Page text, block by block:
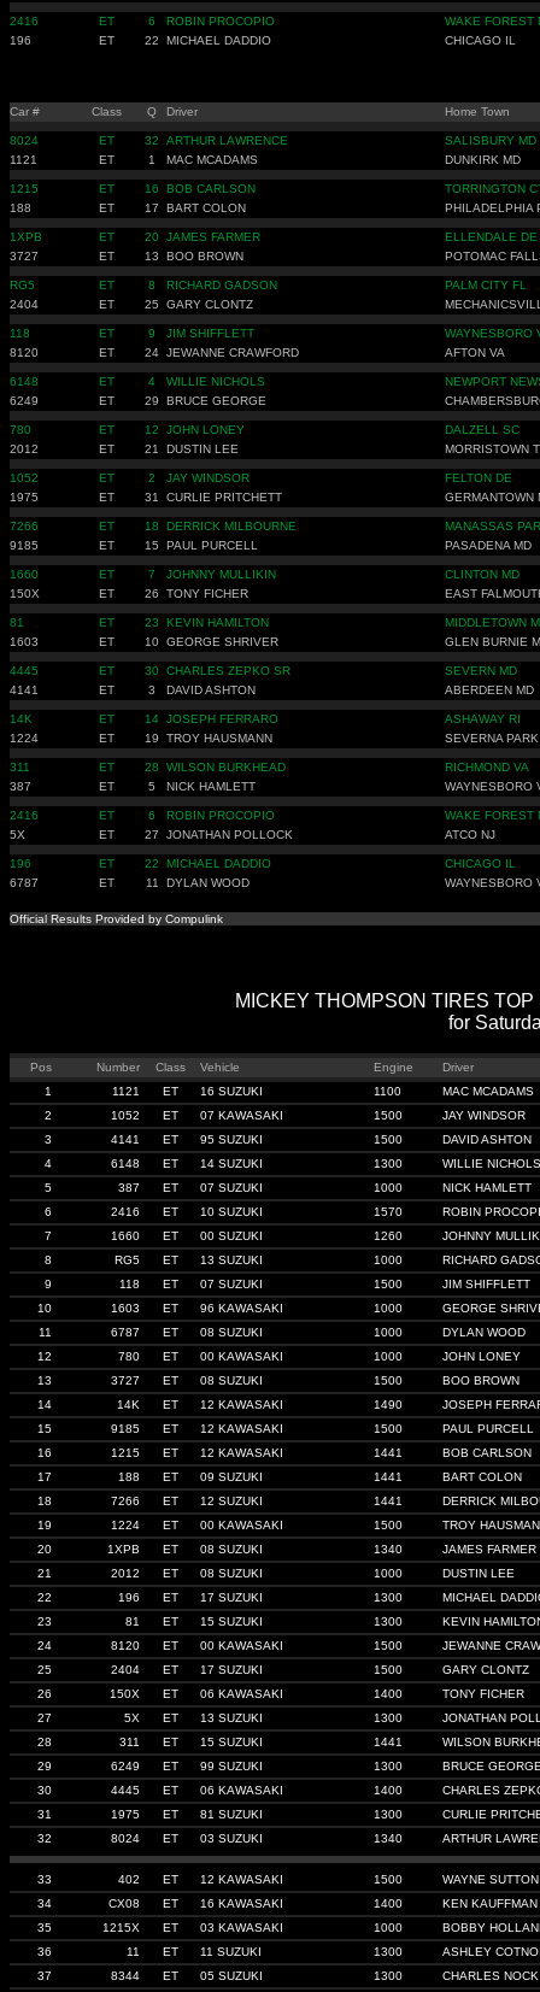
2416 ET 6 ROBIN PROCOPIO
WAKE FOREST
196
ET 22 MICHAEL DADDIO CHICAGO IL
Car # Class Q Driver Home Town
8024 ET 32 ARTHUR LAWRENCE
SALISBURY MD
1121
ET 1 MAC MCADAMS DUNKIRK MD
1215 ET 16 BOB CARLSON
TORRINGTON
188
ET 17 BART COLON PHILADELPHIA
1XPB ET 20 JAMES FARMER
ELLENDALE DE
3727
ET 13 BOO BROWN POTOMAC
RG5 ET 8 RICHARD GADSON
PALM CITY FL
2404
ET 25 GARY CLONTZ
118 ET 9 JIM SHIFFLETT
WAYNESBORO
8120
ET 24 JEWANNE CRAWFORD AFTON VA
6148 ET 4 WILLIE NICHOLS
NEWPORT
6249
ET 29 BRUCE GEORGE
780 ET 12 JOHN LONEY
DALZELL SC
2012
ET 21 DUSTIN LEE MORRISTOWN
1052 ET 2 JAY WINDSOR
FELTON DE
1975
ET 31 CURLIE PRITCHETT GERMANTOWN
7266 ET 18 DERRICK MILBOURNE
MANASSAS
9185
ET 15 PAUL PURCELL PASADENA MD
1660 ET 7 JOHNNY MULLIKIN
CLINTON MD
150X
ET 26 TONY FICHER EAST
81 ET 23 KEVIN HAMILTON
MIDDLETOWN
1603
ET 10 GEORGE SHRIVER GLEN BURNIE
4445 ET 30 CHARLES ZEPKO SR
SEVERN MD
4141
ET 3 DAVID ASHTON ABERDEEN MD
14K ET 14 JOSEPH FERRARO
ASHAWAY RI
1224
ET 19 TROY HAUSMANN SEVERNA
311 ET 28 WILSON BURKHEAD
RICHMOND VA
387
ET 5 NICK HAMLETT WAYNESBORO
2416 ET 6 ROBIN PROCOPIO
WAKE FOREST
5X
ET 27 JONATHAN POLLOCK ATCO NJ
196 ET 22 MICHAEL DADDIO
CHICAGO IL
6787
ET 11 DYLAN WOOD WAYNESBORO
Official Results Provided by Compulink
MICKEY THOMPSON TIRES
for
Pos Number Class Vehicle Engine
Driver
1
1121 ET 16 SUZUKI 1100
MAC MCADAMS
2
1052 ET 07 KAWASAKI 1500
JAY WINDSOR
3
4141 ET 95 SUZUKI 1500
DAVID ASHTON
4
6148 ET 14 SUZUKI 1300
WILLIE NICHOLS
5
387 ET 07 SUZUKI 1000
NICK HAMLETT
6
2416 ET 10 SUZUKI 1570
ROBIN
7
1660 ET 00 SUZUKI 1260
JOHNNY
8
RG5 ET 13 SUZUKI 1000
RICHARD
9
118 ET 07 SUZUKI 1500
JIM SHIFFLETT
10
1603 ET 96 KAWASAKI 1000
GEORGE
11
6787 ET 08 SUZUKI 1000
DYLAN WOOD
12
780 ET 00 KAWASAKI 1000
JOHN LONEY
13
3727 ET 08 SUZUKI 1500
BOO BROWN
14
14K ET 12 KAWASAKI 1490
JOSEPH
15
9185 ET 12 KAWASAKI 1500
PAUL PURCELL
16
1215 ET 12 KAWASAKI 1441
BOB CARLSON
17
188 ET 09 SUZUKI 1441
BART COLON
18
7266 ET 12 SUZUKI 1441
DERRICK
19
1224 ET 00 KAWASAKI 1500
TROY
20
1XPB ET 08 SUZUKI 1340
JAMES FARMER
21
2012 ET 08 SUZUKI 1000
DUSTIN LEE
22
196 ET 17 SUZUKI 1300
MICHAEL
23
81 ET 15 SUZUKI 1300
KEVIN
24
8120 ET 00 KAWASAKI 1500
JEWANNE
25
2404 ET 17 SUZUKI 1500
GARY CLONTZ
26
150X ET 06 KAWASAKI 1400
TONY FICHER
27
5X ET 13 SUZUKI 1300
JONATHAN
28
311 ET 15 SUZUKI 1441
WILSON
29
6249 ET 99 SUZUKI 1300
BRUCE
30
4445 ET 06 KAWASAKI 1400
CHARLES
31
1975 ET 81 SUZUKI 1300
CURLIE
32
8024 ET 03 SUZUKI 1340 ARTHUR
33 402 ET 12 KAWASAKI 1500
WAYNE SUTTON
34
CX08 ET 16 KAWASAKI 1400
KEN KAUFFMAN
35
1215X ET 03 KAWASAKI 1000
BOBBY
36
11 ET 11 SUZUKI 1300
ASHLEY
37
8344 ET 05 SUZUKI 1300
CHARLES NOCK